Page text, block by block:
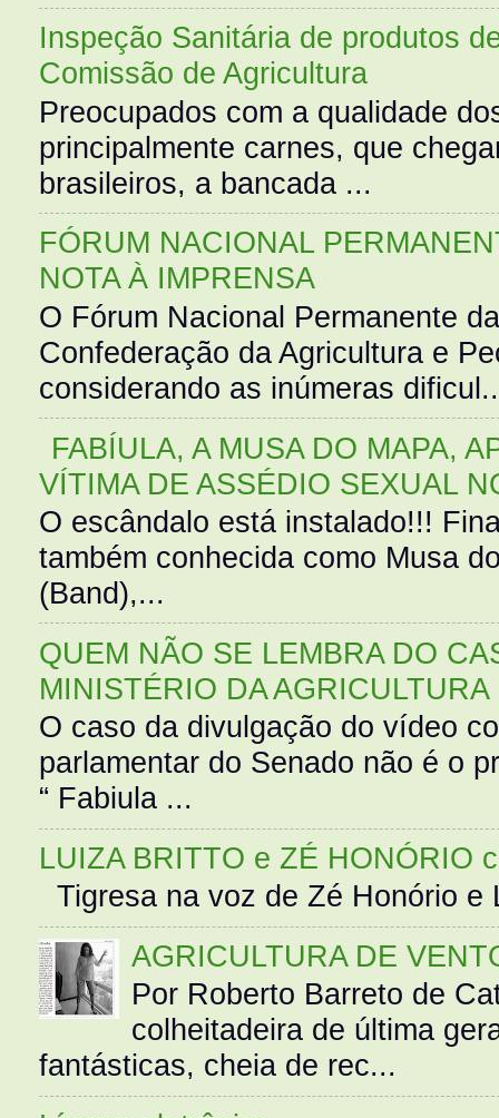
Inspeção Sanitária de produtos
Comissão de Agricultura
Preocupados com a qualidade
principalmente carnes, que
brasileiros, a bancada ...
FÓRUM NACIONAL
NOTA À IMPRENSA
O Fórum Nacional Permanente
Confederação da Agricultura e
considerando as inúmeras
FABÍULA, A MUSA DO MAPA,
VÍTIMA DE ASSÉDIO SEXUAL
O escândalo está instalado!!!
também conhecida como Musa
(Band),...
QUEM NÃO SE LEMBRA DO
MINISTÉRIO DA AGRICULTURA
O caso da divulgação do vídeo
parlamentar do Senado não é o
“ Fabiula ...
LUIZA BRITTO e ZÉ HONÓRIO
Tigresa na voz de Zé Honório
AGRICULTURA DE
Por Roberto Barreto de
colheitadeira de última
fantásticas, cheia de rec...